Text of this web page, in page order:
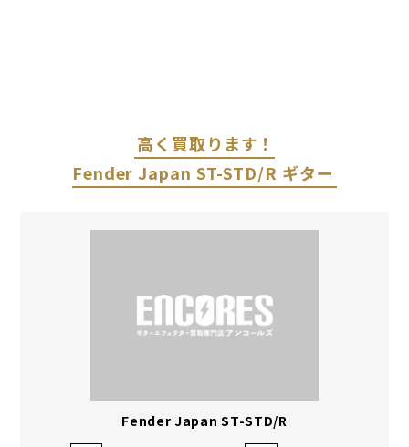
高く買取ります！
Fender Japan ST-STD/R ギター
Fender Japan ST-STD/R